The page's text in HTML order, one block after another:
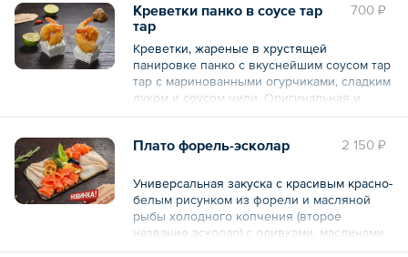
8 шт. по 30 г.
Общий вес – 240 г
700 ₽
Креветки панко в соусе тар
тар
Креветки, жареные в хрустящей
панировке панко с вкуснейшим соусом тар
тар с маринованными огурчиками, сладким
луком и соусом чили. Оригинальная и
модная закуска!
— 2 шт. по 90 г.
Общий вес – 180 г
2 150 ₽
Плато форель-эсколар
Универсальная закуска с красивым красно-
белым рисунком из форели и масляной
рыбы холодного копчения (второе
название эсколар) с оливками, маслинами
и лимоном.